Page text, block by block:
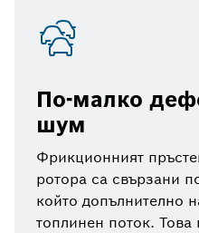
По-малко
шум
Фрикционният
ротора са свързани
който допълнително
топлинен поток. Това